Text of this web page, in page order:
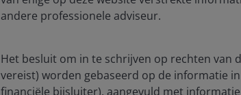
andere professionele adviseur.
Het besluit om in te schrijven op rechten van
vereist) worden gebaseerd op de informatie
financiële bijsluiter), aangevuld met